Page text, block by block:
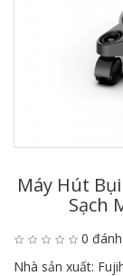
Máy Hút
Sạch
0
Nhà sản xuất: